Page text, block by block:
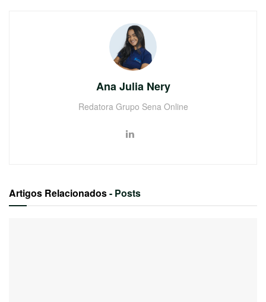
Ana Julia Nery
Redatora Grupo Sena Online
Artigos Relacionados- Posts